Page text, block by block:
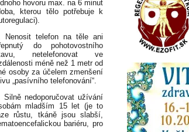
hovoru max. na 6 minut
kterou tělo potřebuje k
Nenosit telefon na těle ani
do pohotovostního
netelefonovat ve
méně než 1 metr od
osoby za účelem zmenšení
„pasívního telefonování“.
Silně nedoporučovat užívání
mladším 15 let (je to
růstu, tkáně jsou slabší,
bariéru, pro